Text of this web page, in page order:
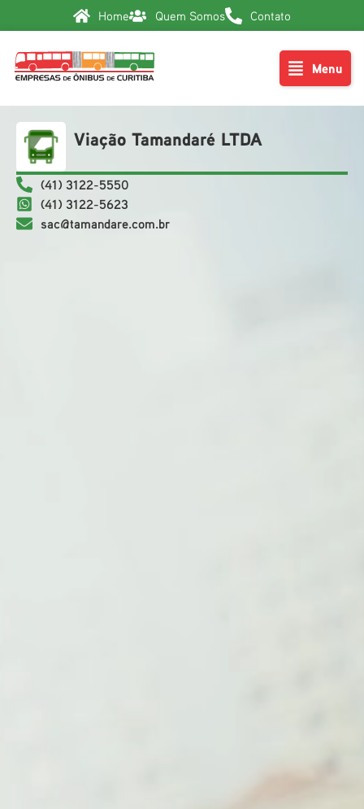
Home Quem Somos Contato
Menu
Viação Tamandaré LTDA
(41) 3122-5550
(41) 3122-5623
sac@tamandare.com.br